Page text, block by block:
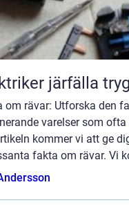
om rävar: Utforska den
varelser som
kommer vi att ge
fakta om rävar. Vi